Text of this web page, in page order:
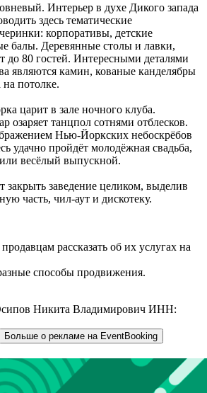
Интерьер в духе Дикого запада
здесь тематические
корпоративы, детские
балы. Деревянные столы и лавки,
80 гостей. Интересными деталями
являются камин, кованые канделябры
на потолке.
царит в зале ночного клуба.
озаряет танцпол сотнями отблесков.
Нью-Йоркских небоскрёбов
удачно пройдёт молодёжная свадьба,
весёлый выпускной.
закрыть заведение целиком, выделив
часть, чил-аут и дискотеку.
рассказать об их услугах на
способы продвижения.
Никита Владимирович ИНН:
Больше о рекламе на EventBooking